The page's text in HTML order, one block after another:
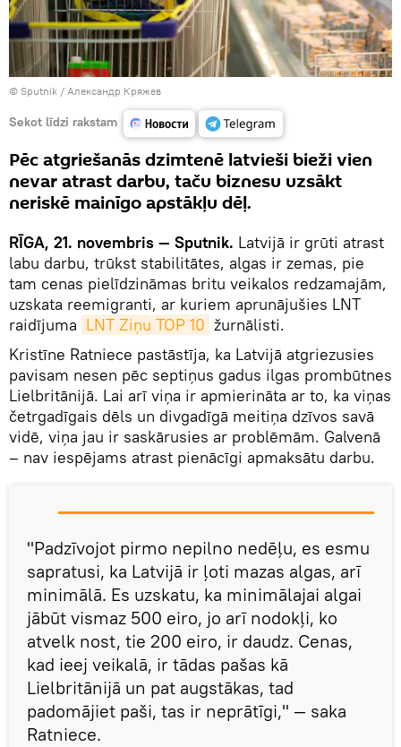
© Sputnik / Александр Кряжев
Sekot līdzi rakstam
Pēc atgriešanās dzimtenē latvieši bieži vien
nevar atrast darbu, taču biznesu uzsākt
neriskē mainīgo apstākļu dēļ.
RĪGA, 21. novembris — Sputnik. Latvijā ir grūti atrast
labu darbu, trūkst stabilitātes, algas ir zemas, pie
tam cenas pielīdzināmas britu veikalos redzamajām,
uzskata reemigranti, ar kuriem aprunājušies LNT
raidījuma LNT Ziņu TOP 10 žurnālisti.
Kristīne Ratniece pastāstīja, ka Latvijā atgriezusies
pavisam nesen pēc septiņus gadus ilgas prombūtnes
Lielbritānijā. Lai arī viņa ir apmierināta ar to, ka viņas
četrgadīgais dēls un divgadīgā meitiņa dzīvos savā
vidē, viņa jau ir saskārusies ar problēmām. Galvenā
– nav iespējams atrast pienācīgi apmaksātu darbu.
"Padzīvojot pirmo nepilno nedēļu, es esmu
sapratusi, ka Latvijā ir ļoti mazas algas, arī
minimālā. Es uzskatu, ka minimālajai algai
jābūt vismaz 500 eiro, jo arī nodokļi, ko
atvelk nost, tie 200 eiro, ir daudz. Cenas,
kad ieej veikalā, ir tādas pašas kā
Lielbritānijā un pat augstākas, tad
padomājiet paši, tas ir neprātīgi," — saka
Ratniece.